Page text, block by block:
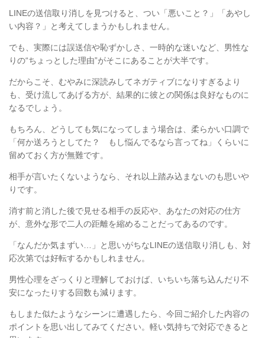
LINEの送信取り消しを見つけると、つい「悪いこと？」「あやし
い内容？」と考えてしまうかもしれません。
でも、実際には誤送信や恥ずかしさ、一時的な迷いなど、男性な
りの“ちょっとした理由”がそこにあることが大半です。
だからこそ、むやみに深読みしてネガティブになりすぎるより
も、受け流してあげる方が、結果的に彼との関係は良好なものに
なるでしょう。
もちろん、どうしても気になってしまう場合は、柔らかい口調で
「何か送ろうとしてた？ もし悩んでるなら言ってね」くらいに
留めておく方が無難です。
相手が言いたくないようなら、それ以上踏み込まないのも思いや
りです。
消す前と消した後で見せる相手の反応や、あなたの対応の仕方
が、意外な形で二人の距離を縮めることだってあるのです。
「なんだか気まずい 」と思いがちなLINEの送信取り消しも、対
応次第では好転するかもしれません。
男性心理をざっくりと理解しておけば、いちいち落ち込んだり不
安になったりする回数も減ります。
もしまた似たようなシーンに遭遇したら、今回ご紹介した内容の
ポイントを思い出してみてください。軽い気持ちで対応できると